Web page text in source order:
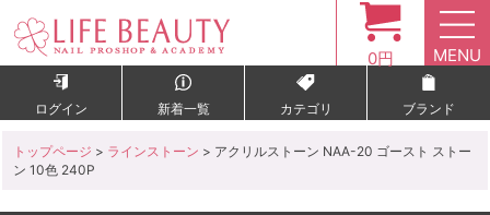
0円 MENU
ログイン 新着一覧 カテゴリ ブランド
トップページ > ラインストーン > アクリルストーン NAA-20 ゴースト ストー
ン 10色 240P